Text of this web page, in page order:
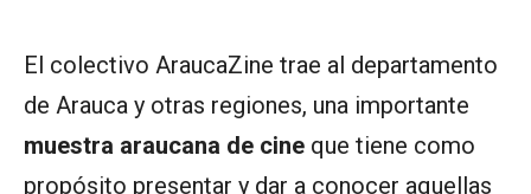
El colectivo AraucaZine trae al departamento
de Arauca y otras regiones, una importante
muestra araucana de cine que tiene como
propósito presentar y dar a conocer aquellas